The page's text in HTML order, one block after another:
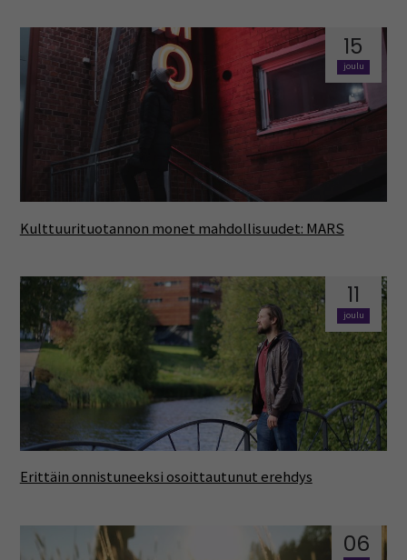
15
joulu
Kulttuurituotannon monet mahdollisuudet: MARS
11
joulu
Erittäin onnistuneeksi osoittautunut erehdys
06